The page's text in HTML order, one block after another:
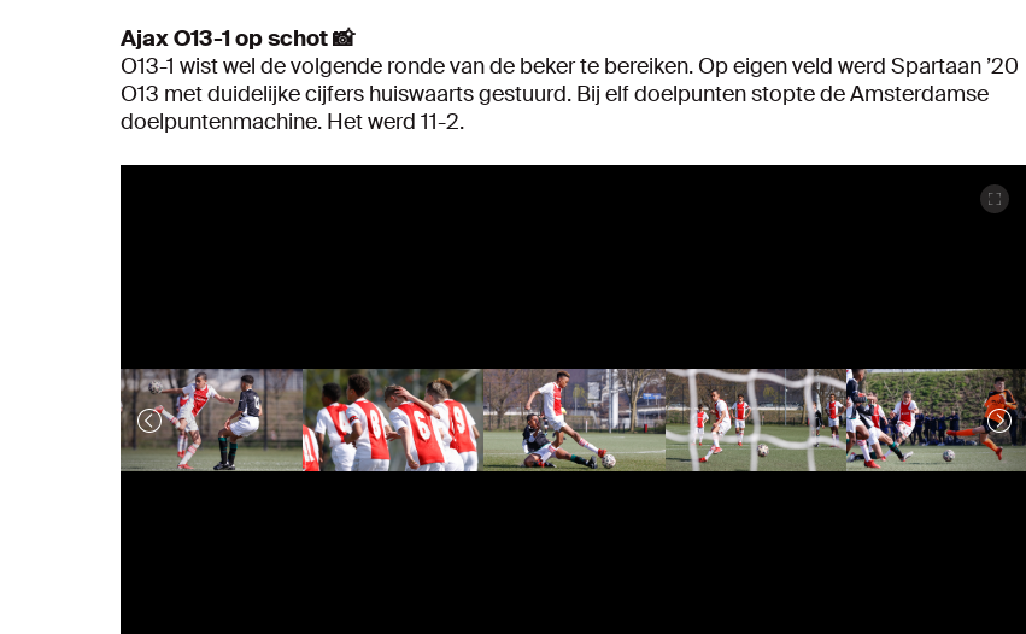
Ajax O13-1 op schot 📸
O13-1 wist wel de volgende ronde van de beker te bereiken. Op eigen veld werd Spartaan ’20
O13 met duidelijke cijfers huiswaarts gestuurd. Bij elf doelpunten stopte de Amsterdamse
doelpuntenmachine. Het werd 11-2.